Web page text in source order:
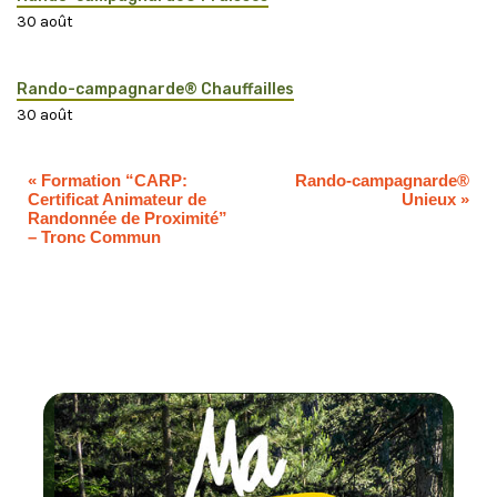
30 août
Rando-campagnarde® Chauffailles
30 août
« Formation “CARP:
Certificat Animateur de
Randonnée de Proximité”
– Tronc Commun
Rando-campagnarde®
Unieux »